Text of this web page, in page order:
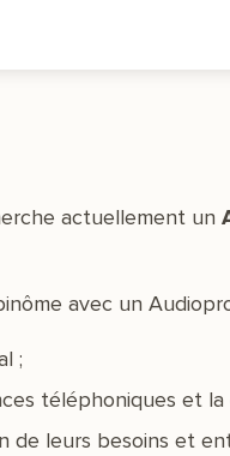
actuellement un
avec un
;
téléphoniques et
de leurs besoins et